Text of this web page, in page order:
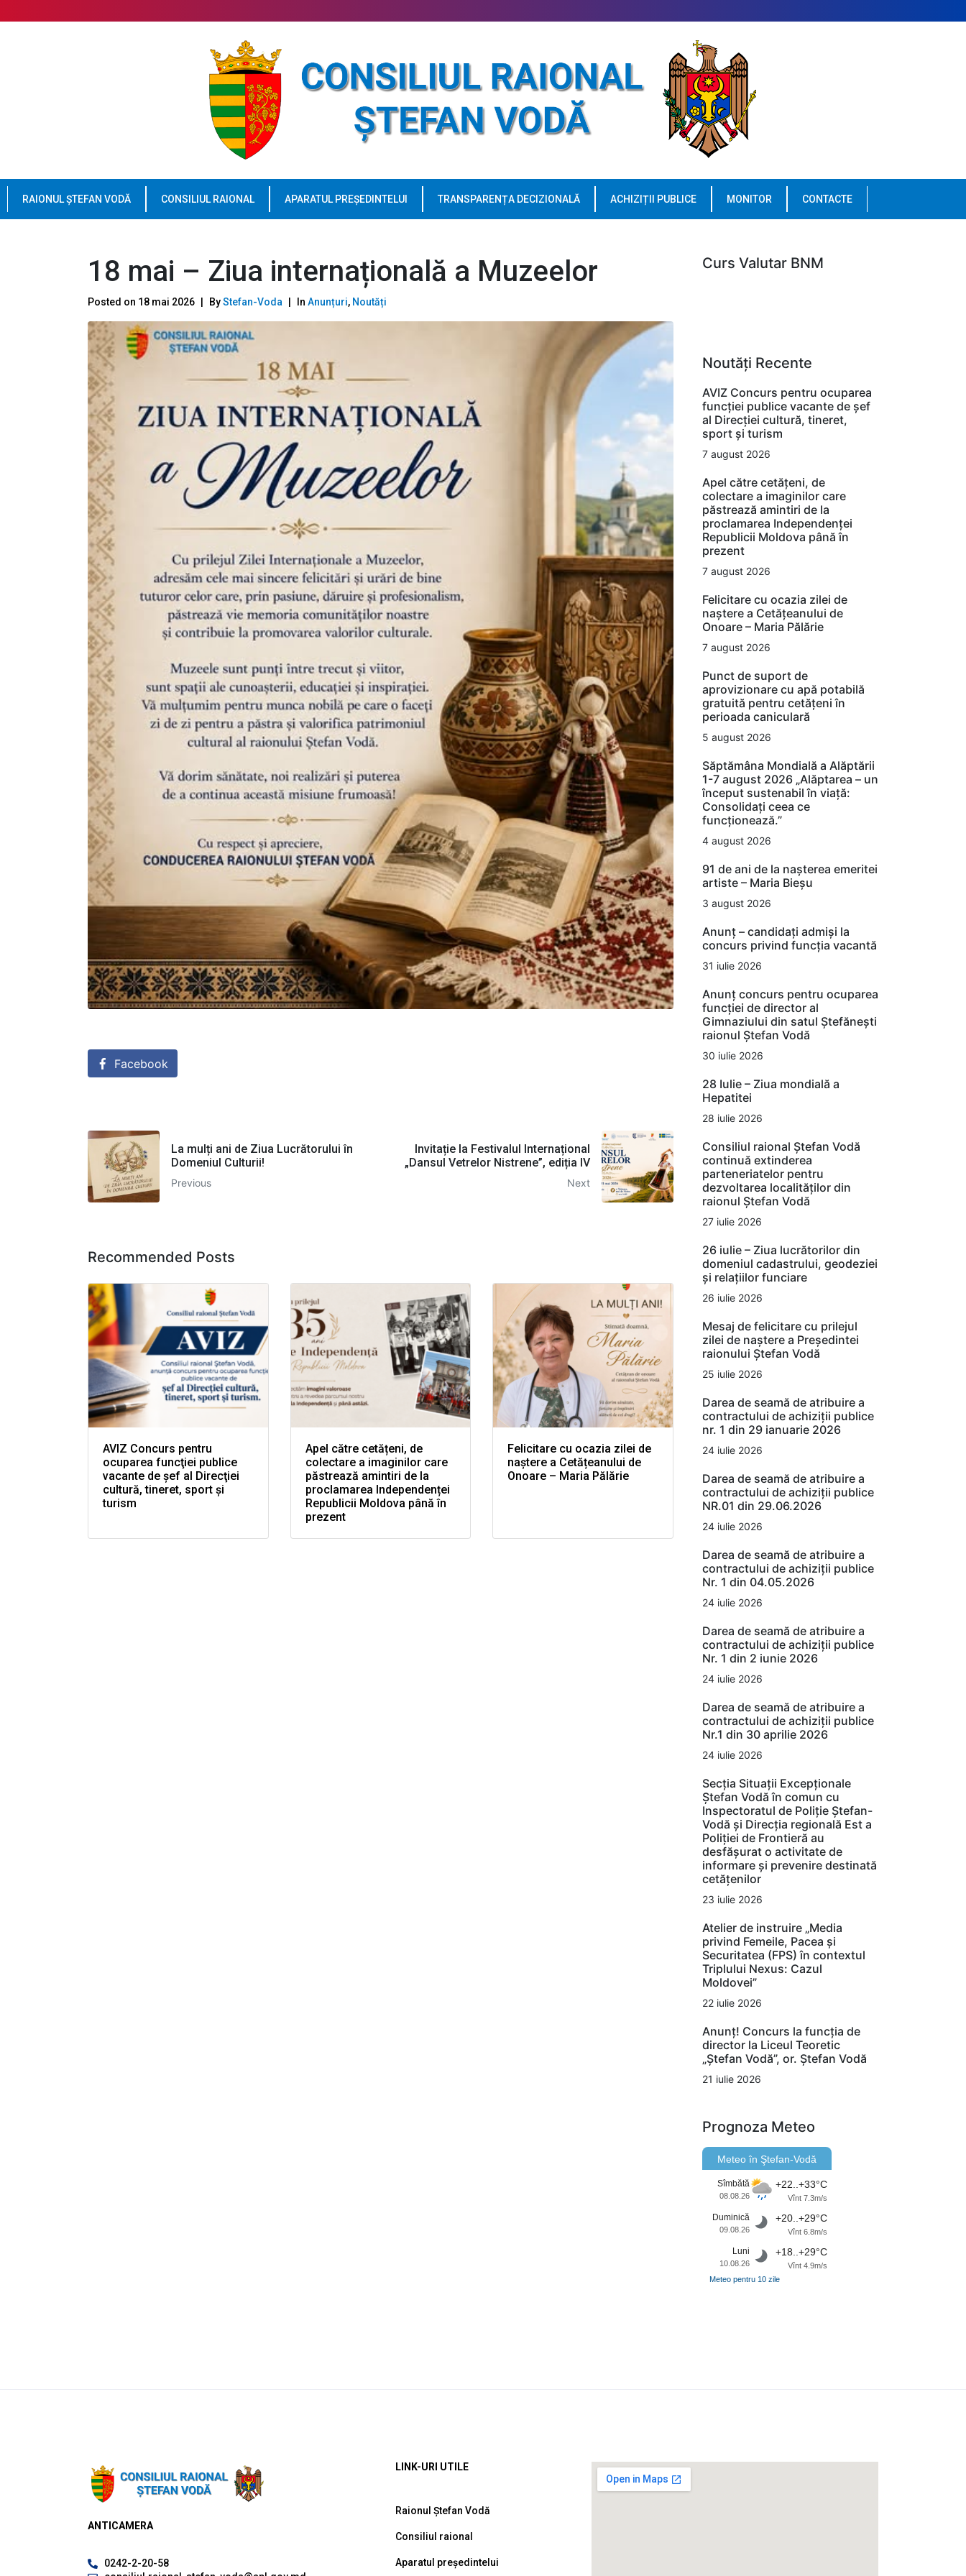
RAIONUL ȘTEFAN VODĂ CONSILIUL RAIONAL APARATUL PREȘEDINTELUI TRANSPARENȚA DECIZIONALĂ ACHIZIȚII PUBLICE MONITOR CONTACTE
18 mai – Ziua internațională a Muzeelor
Posted on 18 mai 2026 ByStefan-Voda In Anunțuri, Noutăți
Facebook
La mulți ani de Ziua Lucrătorului în
Domeniul Culturii!
Previous
Invitație la Festivalul Internațional
„Dansul Vetrelor Nistrene”, ediția IV
Next
Recommended Posts
AVIZ Concurs pentru
ocuparea funcţiei publice
vacante de şef al Direcţiei
cultură, tineret, sport şi
turism
Apel către cetățeni, de
colectare a imaginilor care
păstrează amintiri de la
proclamarea Independenței
Republicii Moldova până în
prezent
Felicitare cu ocazia zilei de
naștere a Cetățeanului de
Onoare – Maria Pălărie
Curs Valutar BNM
Noutăți Recente
AVIZ Concurs pentru ocuparea
funcţiei publice vacante de şef
al Direcţiei cultură, tineret,
sport şi turism
7 august 2026
Apel către cetățeni, de
colectare a imaginilor care
păstrează amintiri de la
proclamarea Independenței
Republicii Moldova până în
prezent
7 august 2026
Felicitare cu ocazia zilei de
naștere a Cetățeanului de
Onoare – Maria Pălărie
7 august 2026
Punct de suport de
aprovizionare cu apă potabilă
gratuită pentru cetățeni în
perioada caniculară
5 august 2026
Săptămâna Mondială a Alăptării
1-7 august 2026 „Alăptarea – un
început sustenabil în viață:
Consolidați ceea ce
funcționează.”
4 august 2026
91 de ani de la nașterea emeritei
artiste – Maria Bieșu
3 august 2026
Anunț – candidați admiși la
concurs privind funcția vacantă
31 iulie 2026
Anunț concurs pentru ocuparea
funcției de director al
Gimnaziului din satul Ștefănești
raionul Ștefan Vodă
30 iulie 2026
28 Iulie – Ziua mondială a
Hepatitei
28 iulie 2026
Consiliul raional Ștefan Vodă
continuă extinderea
parteneriatelor pentru
dezvoltarea localităților din
raionul Ștefan Vodă
27 iulie 2026
26 iulie – Ziua lucrătorilor din
domeniul cadastrului, geodeziei
și relațiilor funciare
26 iulie 2026
Mesaj de felicitare cu prilejul
zilei de naștere a Președintei
raionului Ștefan Vodă
25 iulie 2026
Darea de seamă de atribuire a
contractului de achiziții publice
nr. 1 din 29 ianuarie 2026
24 iulie 2026
Darea de seamă de atribuire a
contractului de achiziții publice
NR.01 din 29.06.2026
24 iulie 2026
Darea de seamă de atribuire a
contractului de achiziții publice
Nr. 1 din 04.05.2026
24 iulie 2026
Darea de seamă de atribuire a
contractului de achiziții publice
Nr. 1 din 2 iunie 2026
24 iulie 2026
Darea de seamă de atribuire a
contractului de achiziții publice
Nr.1 din 30 aprilie 2026
24 iulie 2026
Secția Situații Excepționale
Ștefan Vodă în comun cu
Inspectoratul de Poliție Ștefan-
Vodă și Direcția regională Est a
Poliției de Frontieră au
desfășurat o activitate de
informare și prevenire destinată
cetățenilor
23 iulie 2026
Atelier de instruire „Media
privind Femeile, Pacea și
Securitatea (FPS) în contextul
Triplului Nexus: Cazul
Moldovei”
22 iulie 2026
Anunț! Concurs la funcția de
director la Liceul Teoretic
„Ștefan Vodă”, or. Ștefan Vodă
21 iulie 2026
Prognoza Meteo
Meteo în Ştefan-Vodă
Sîmbătă
08.08.26
+22..+33°C
Vînt 7.3m/s
Duminică
09.08.26
+20..+29°C
Vînt 6.8m/s
Luni
10.08.26
+18..+29°C
Vînt 4.9m/s
Meteo pentru 10 zile
ANTICAMERA
0242-2-20-58
LINK-URI UTILE
Raionul Ștefan Vodă
Consiliul raional
Aparatul președintelui